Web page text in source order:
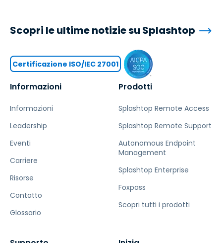
Informazioni
Informazioni
Leadership
Eventi
Carriere
Risorse
Contatto
Glossario
Prodotti
Splashtop Remote Access
Splashtop Remote Support
Autonomous Endpoint
Management
Splashtop Enterprise
Foxpass
Scopri tutti i prodotti
Scopri le ultime notizie su Splashtop
Certificazione ISO/IEC 27001